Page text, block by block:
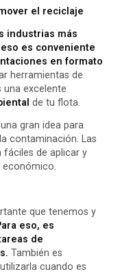
el reciclaje
industrias más
es conveniente
en formato
herramientas de
excelente
de tu flota.
gran idea para
contaminación. Las
fáciles de aplicar y
económico.
que tenemos y
eso, es
de
También es
cuando es